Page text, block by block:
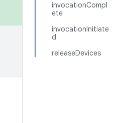
invocationCompl
ete
invocationInitiate
d
releaseDevices